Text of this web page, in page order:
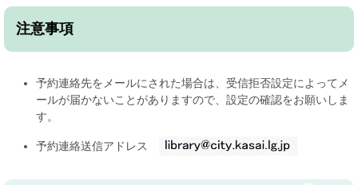
注意事項
予約連絡先をメールにされた場合は、受信拒否設定によってメ
ールが届かないことがありますので、設定の確認をお願いしま
す。
予約連絡送信アドレス